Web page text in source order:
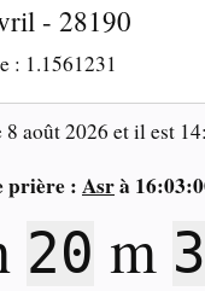
- 28190
: 1.1561231
8 août 2026 et il est
prière : Asrà
20 m